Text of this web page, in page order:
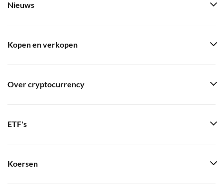
Nieuws
Kopen en verkopen
Over cryptocurrency
ETF's
Koersen